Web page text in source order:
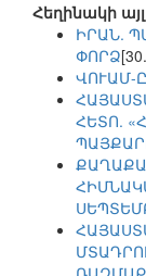
Հեղինակի այլ
ԻՐԱՆ.
ՓՈՐՁ
ՎՈՒԱՄ-
ՀԵՏՈ.